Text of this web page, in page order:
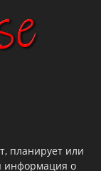
планирует или
информация о